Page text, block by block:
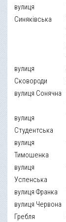
вулиця
Синяківська
вулиця
Сковороди
вулиця Сонячна
вулиця
Студентська
вулиця
Тимошенка
вулиця
Успенська
вулиця Франка
вулиця Червона
Гребля